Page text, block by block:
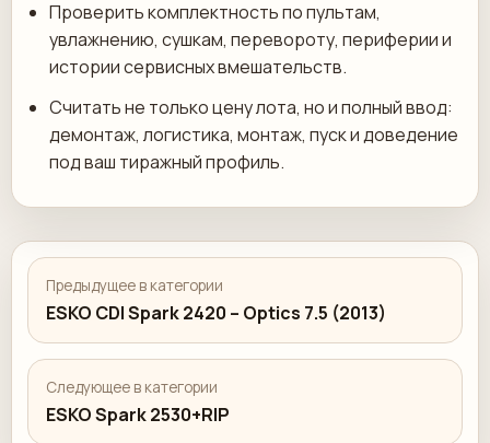
Проверить комплектность по пультам,
увлажнению, сушкам, перевороту, периферии и
истории сервисных вмешательств.
Считать не только цену лота, но и полный ввод:
демонтаж, логистика, монтаж, пуск и доведение
под ваш тиражный профиль.
Предыдущее в категории
ESKO CDI Spark 2420 – Optics 7.5 (2013)
Следующее в категории
ESKO Spark 2530+RIP